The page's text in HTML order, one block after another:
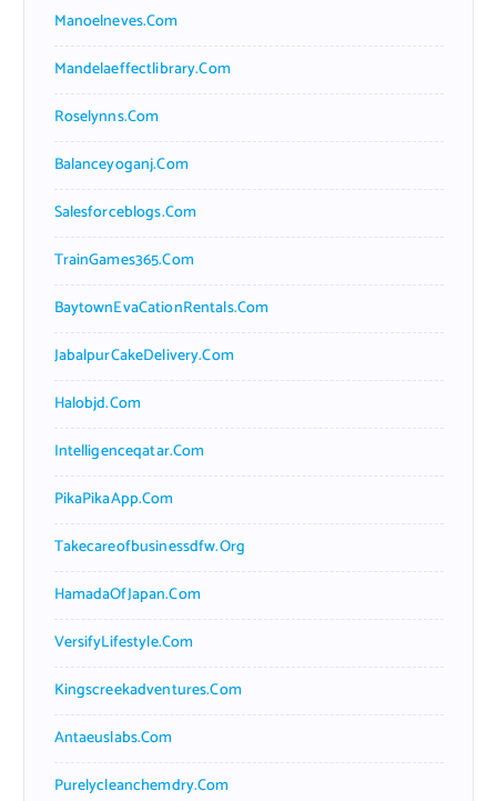
Manoelneves.com
Mandelaeffectlibrary.com
Roselynns.com
Balanceyoganj.com
Salesforceblogs.com
TrainGames365.com
BaytownEvaCationRentals.com
JabalpurCakeDelivery.com
Halobjd.com
Intelligenceqatar.com
PikaPikaApp.com
Takecareofbusinessdfw.org
HamadaOfJapan.com
VersifyLifestyle.com
Kingscreekadventures.com
Antaeuslabs.com
Purelycleanchemdry.com